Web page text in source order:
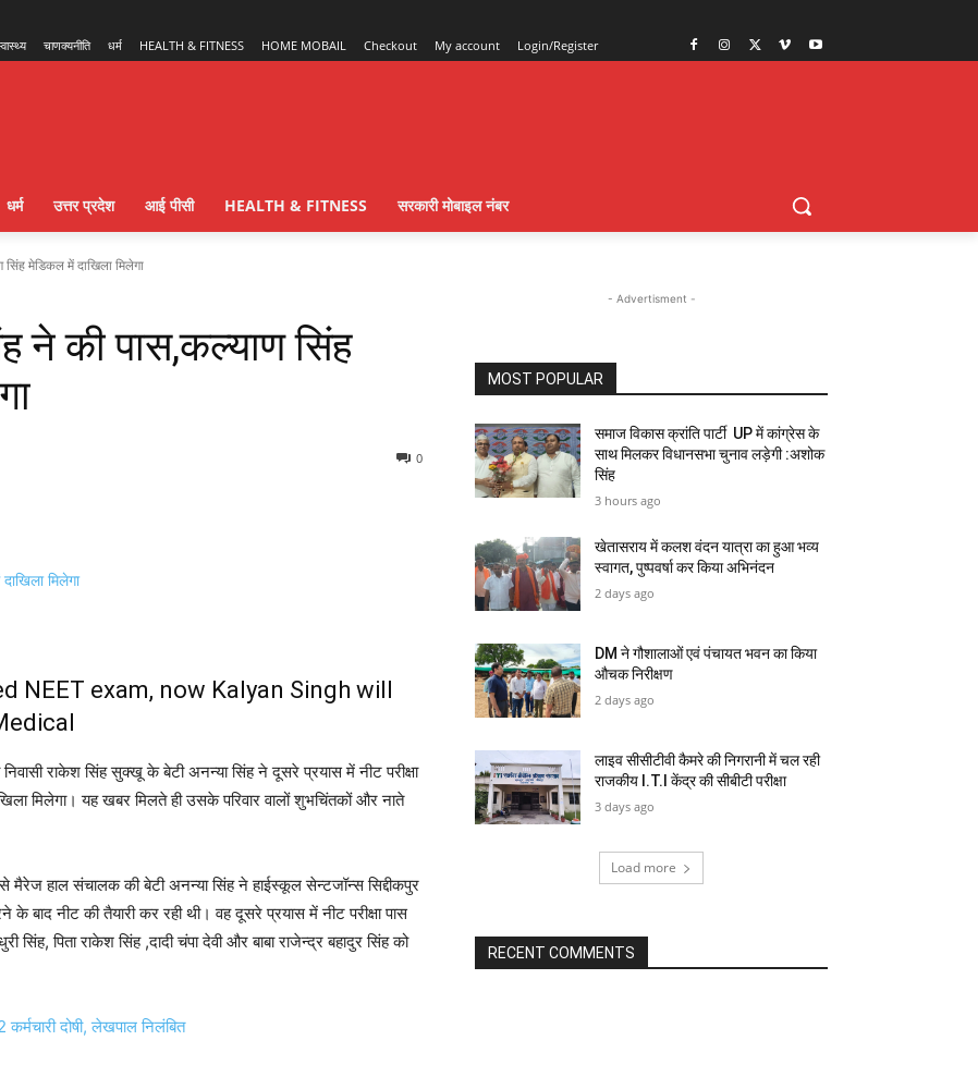
चाणक्यनीति धर्म HEALTH & FITNESS HOME MOBAIL Checkout My account Login/Register
धर्म उत्तर प्रदेश आई पीसी HEALTH & FITNESS सरकारी मोबाइल नंबर
सिंह मेडिकल में दाखिला मिलेगा
ने की पास,कल्याण सिंह
0
NEET exam, now Kalyan Singh will
राकेश सिंह सुक्खू के बेटी अनन्या सिंह ने दूसरे प्रयास में नीट परीक्षा
मिलेगा। यह खबर मिलते ही उसके परिवार वालों शुभचिंतकों और नाते
हाल संचालक की बेटी अनन्या सिंह ने हाईस्कूल सेन्टजॉन्स सिद्दीकपुर
नीट की तैयारी कर रही थी। वह दूसरे प्रयास में नीट परीक्षा पास
पिता राकेश सिंह ,दादी चंपा देवी और बाबा राजेन्द्र बहादुर सिंह को
दोषी, लेखपाल निलंबित
- Advertisment -
MOST POPULAR
समाज विकास क्रांति पार्टी UP में कांग्रेस के
साथ मिलकर विधानसभा चुनाव लड़ेगी :अशोक
सिंह
3 hours ago
खेतासराय में कलश वंदन यात्रा का हुआ भव्य
स्वागत, पुष्पवर्षा कर किया अभिनंदन
2 days ago
DM ने गौशालाओं एवं पंचायत भवन का किया
औचक निरीक्षण
2 days ago
लाइव सीसीटीवी कैमरे की निगरानी में चल रही
राजकीय I.T.I केंद्र की सीबीटी परीक्षा
3 days ago
Load more
RECENT COMMENTS